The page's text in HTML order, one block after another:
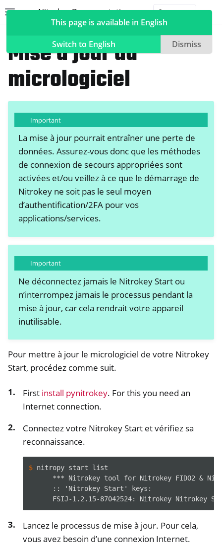
Nitrokey Documentation
navigation of Nitrokey 3
navigation of Nitrokey Passkey
navigation of Nitrokey FIDO2
navigation of Nitrokey HSM 2
navigation of Nitrokey Pro 2
navigation of Nitrokey Start
navigation of NitroPad, NitroPC
navigation of NextBox
navigation of NetHSM
navigation of NitroWall
navigation of NitroWall NW750
navigation of Logiciel
Mise à jour du
micrologiciel
Important
La mise à jour pourrait entraîner une perte de
données. Assurez-vous donc que les méthodes
de connexion de secours appropriées sont
activées et/ou veillez à ce que le démarrage de
Nitrokey ne soit pas le seul moyen
d’authentification/2FA pour vos
applications/services.
Important
Ne déconnectez jamais le Nitrokey Start ou
n’interrompez jamais le processus pendant la
mise à jour, car cela rendrait votre appareil
inutilisable.
Pour mettre à jour le micrologiciel de votre Nitrokey
Start, procédez comme suit.
First install pynitrokey. For this you need an
Internet connection.
Connectez votre Nitrokey Start et vérifiez sa
reconnaissance.
$ nitropy start
*** Nitrokey tool for Nitrokey FIDO2 &
      :: 'Nitrokey Start' keys:
FSIJ-1.2.15-87042524: Nitrokey Nitrokey
Lancez le processus de mise à jour. Pour cela,
vous avez besoin d’une connexion Internet.
This page is available in English
Switch to English
Dismiss